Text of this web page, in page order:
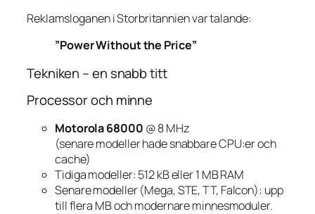
Reklamsloganen i Storbritannien var talande:
”Power Without the Price”
Tekniken – en snabb titt
Processor och minne
Motorola 68000 @ 8 MHz
(senare modeller hade snabbare CPU:er och
cache)
Tidiga modeller: 512 kB eller 1 MB RAM
Senare modeller (Mega, STE, TT, Falcon): upp
till flera MB och modernare minnesmoduler.